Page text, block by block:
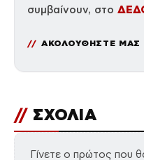
συμβαίνουν, στο
ΑΚΟΛΟΥΘΗΣΤΕ ΜΑΣ
// ΣΧΟΛΙΑ
Γίνετε ο πρώτος που